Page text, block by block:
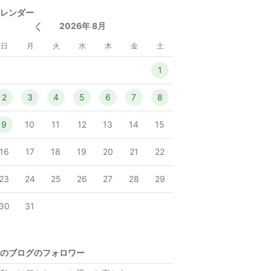
ンダー
2026年 8月
日 月 火 水 木 金 土
1
2 3 4 5 6 7 8
9 10 11 12 13 14 15
17 18 19 20 21 22
24 25 26 27 28 29
31
ブログのフォロワー